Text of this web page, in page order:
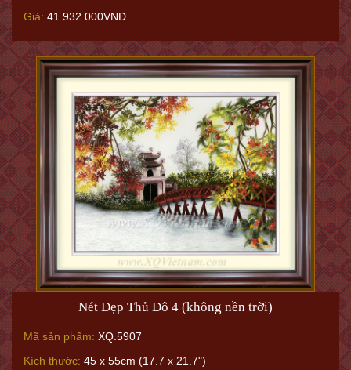
Giá: 41.932.000VNĐ
Nét Đẹp Thủ Đô 4 (không nền trời)
Mã sản phẩm: XQ.5907
Kích thước: 45 x 55cm (17.7 x 21.7")